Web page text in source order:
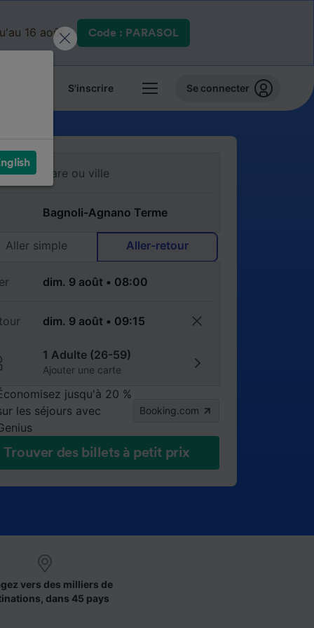
16 août. Code : PARASOL
S'inscrire Se connecter
Aller simple Aller-retour
1 Adulte (26-59)
Ajouter une carte
jusqu'à 20 %
les séjours avec
Booking.com
Trouver des billets à petit prix
vers des milliers de
dans 45 pays